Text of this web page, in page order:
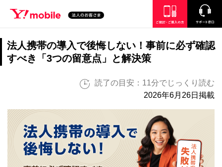
SEARCH
法人携帯の導入で後悔しない！事前に必ず確認
すべき「3つの留意点」と解決策
読了の目安：11分でじっくり読む
2026年6月26日掲載